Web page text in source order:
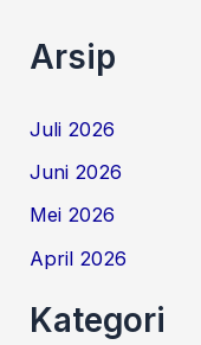
Arsip
Juli 2026
Juni 2026
Mei 2026
April 2026
Kategori